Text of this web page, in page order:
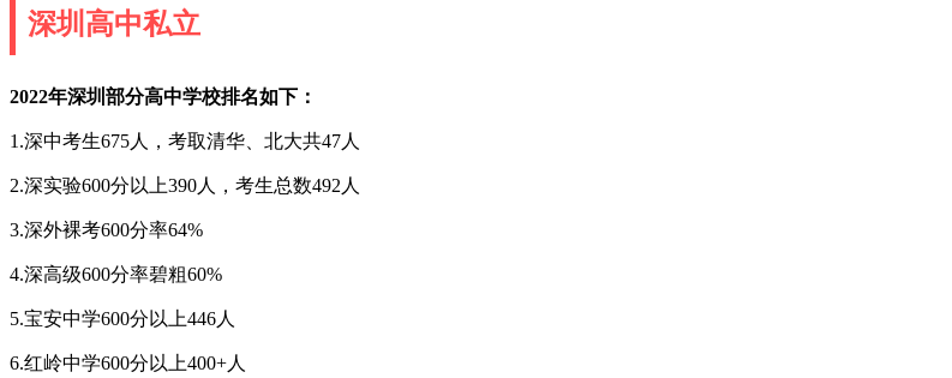
深圳高中私立
2022年深圳部分高中学校排名如下：
1.深中考生675人，考取清华、北大共47人
2.深实验600分以上390人，考生总数492人
3.深外裸考600分率64%
4.深高级600分率碧粗60%
5.宝安中学600分以上446人
6.红岭中学600分以上400+人